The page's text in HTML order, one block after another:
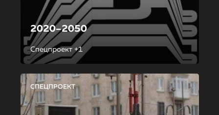
2020–2050
Спецпроект +1
СПЕЦПРОЕКТ